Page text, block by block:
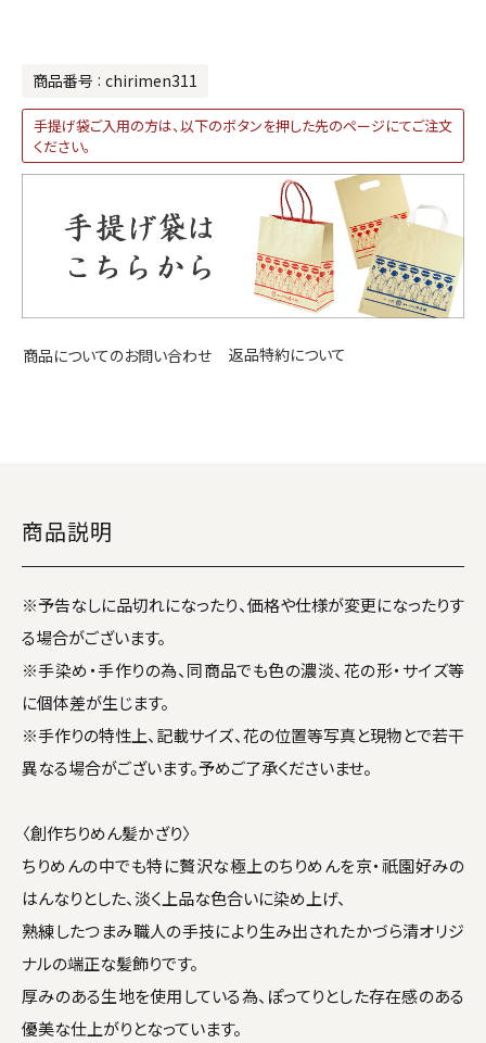
商品番号 chirimen311
手提げ袋ご入用の方は、以下のボタンを押した先のページにてご注文
ください。
商品についてのお問い合わせ 返品特約について
商品説明
※予告なしに品切れになったり、価格や仕様が変更になったりす
る場合がございます。
※手染め・手作りの為、同商品でも色の濃淡、花の形・サイズ等
に個体差が生じます。
※手作りの特性上、記載サイズ、花の位置等写真と現物とで若干
異なる場合がございます。予めご了承くださいませ。
〈創作ちりめん髪かざり〉
ちりめんの中でも特に贅沢な極上のちりめんを京・祇園好みの
はんなりとした、淡く上品な色合いに染め上げ、
熟練したつまみ職人の手技により生み出されたかづら清オリジ
ナルの端正な髪飾りです。
厚みのある生地を使用している為、ぽってりとした存在感のある
優美な仕上がりとなっています。